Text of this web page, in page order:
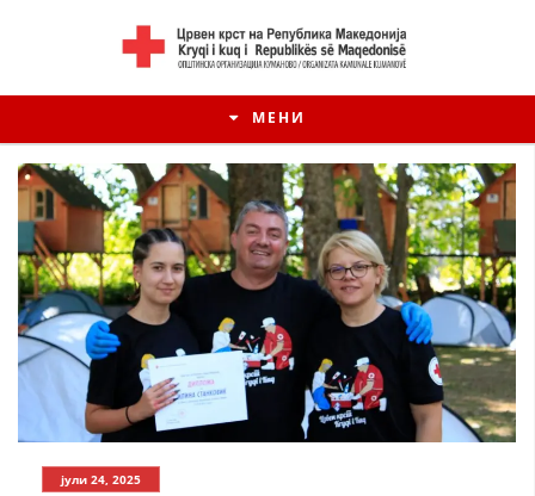
МЕНИ
ИСТОРИЈАТ НА ЦКРМ
јули 24, 2025